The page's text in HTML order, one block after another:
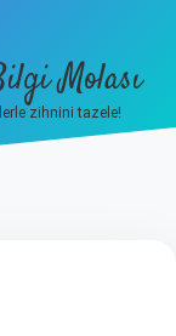
Molası
zihnini tazele!